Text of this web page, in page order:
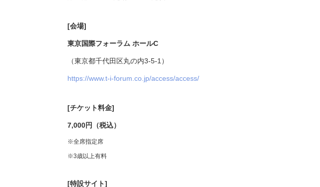
[会場]
東京国際フォーラム ホールC
（東京都千代田区丸の内3-5-1）
https://www.t-i-forum.co.jp/access/access/
[チケット料金]
7,000円（税込）
※全席指定席
※3歳以上有料
[特設サイト]